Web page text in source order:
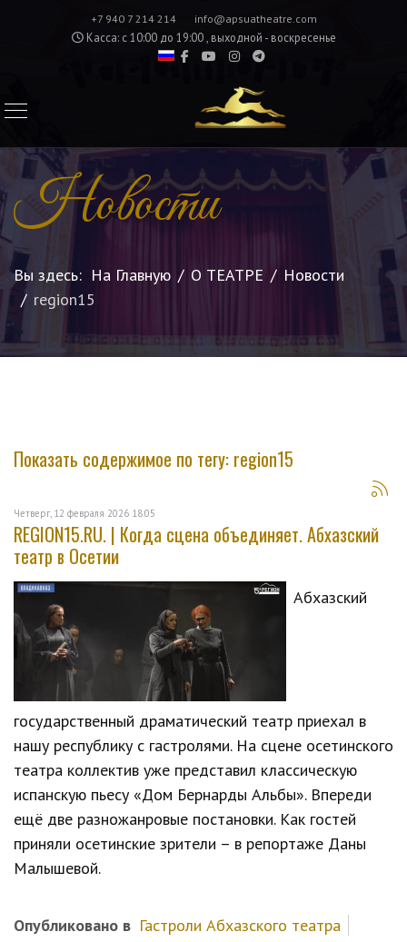
+7 940 7 214 214 info@apsuatheatre.com
Касса: с 10:00 до 19:00 , выходной - воскресенье
Новости
Вы здесь: На Главную О ТЕАТРЕ
Новости
region15
Показать содержимое по тегу: region15
Четверг, 12 февраля 2026 18:05
REGION15.RU. | Когда сцена объединяет. Абхазский
театр в Осетии
Абхазский
государственный драматический театр приехал в
нашу республику с гастролями. На сцене осетинского
театра коллектив уже представил классическую
испанскую пьесу «Дом Бернарды Альбы». Впереди
ещё две разножанровые постановки. Как гостей
приняли осетинские зрители – в репортаже Даны
Малышевой.
Опубликовано в Гастроли Абхазского театра